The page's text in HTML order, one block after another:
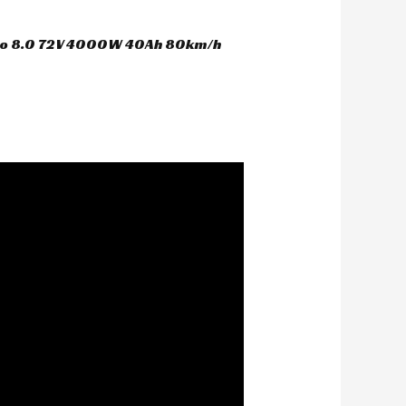
8.0 72V 4000W 40Ah 80km/h